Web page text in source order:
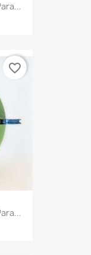
favorite_border